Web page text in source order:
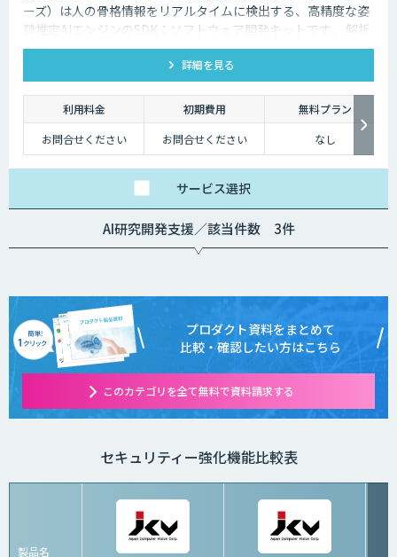
ーズ）は人の骨格情報をリアルタイムに検出する、高精度な姿
勢推定AIエンジンのSDK：ソフトウェア開発キットです。 解析
から得た骨格データは、用途やジャンルを問わず商用利用や研
究・開発に利用できます。
詳細を見る
利用料金 初期費用
無料プラン
お問合せください
お問合せください なし
サービス選択
AI研究開発支援／該当件数 3件
プロダクト資料をまとめて
比較・確認したい方はこちら
このカテゴリを全て無料で資料請求する
セキュリティー強化機能比較表
製品名